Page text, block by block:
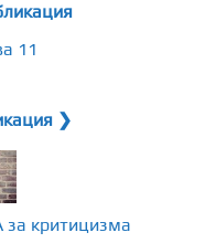
11
❯
критицизма